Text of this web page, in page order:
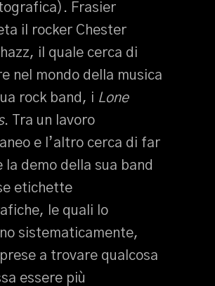
Frasier
il rocker Chester
il quale cerca di
nel mondo della musica
rock band, i Lone
. Tra un lavoro
e l’altro cerca di far
la demo della sua band
etichette
le quali lo
sistematicamente,
a trovare qualcosa
essere più